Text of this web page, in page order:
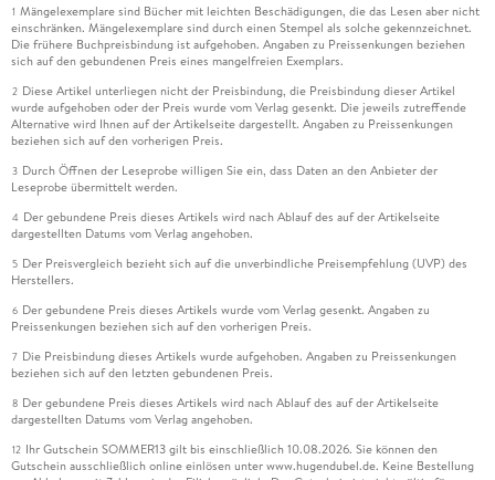
1 Mängelexemplare sind Bücher mit leichten Beschädigungen, die das Lesen aber nicht
einschränken. Mängelexemplare sind durch einen Stempel als solche gekennzeichnet.
Die frühere Buchpreisbindung ist aufgehoben. Angaben zu Preissenkungen beziehen
sich auf den gebundenen Preis eines mangelfreien Exemplars.
2 Diese Artikel unterliegen nicht der Preisbindung, die Preisbindung dieser Artikel
wurde aufgehoben oder der Preis wurde vom Verlag gesenkt. Die jeweils zutreffende
Alternative wird Ihnen auf der Artikelseite dargestellt. Angaben zu Preissenkungen
beziehen sich auf den vorherigen Preis.
3 Durch Öffnen der Leseprobe willigen Sie ein, dass Daten an den Anbieter der
Leseprobe übermittelt werden.
4 Der gebundene Preis dieses Artikels wird nach Ablauf des auf der Artikelseite
dargestellten Datums vom Verlag angehoben.
5 Der Preisvergleich bezieht sich auf die unverbindliche Preisempfehlung (UVP) des
Herstellers.
6 Der gebundene Preis dieses Artikels wurde vom Verlag gesenkt. Angaben zu
Preissenkungen beziehen sich auf den vorherigen Preis.
7 Die Preisbindung dieses Artikels wurde aufgehoben. Angaben zu Preissenkungen
beziehen sich auf den letzten gebundenen Preis.
8 Der gebundene Preis dieses Artikels wird nach Ablauf des auf der Artikelseite
dargestellten Datums vom Verlag angehoben.
12 Ihr Gutschein SOMMER13 gilt bis einschließlich 10.08.2026. Sie können den
Gutschein ausschließlich online einlösen unter www.hugendubel.de. Keine Bestellung